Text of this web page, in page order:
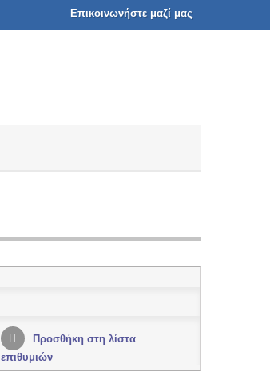
Επικοινωνήστε μαζί μας
Προσθήκη στη λίστα
επιθυμιών